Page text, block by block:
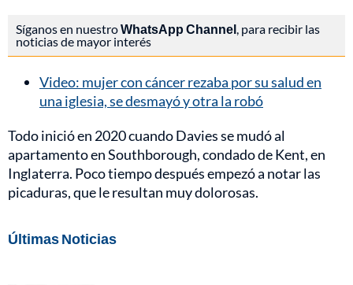
Síganos en nuestroWhatsApp Channel, para recibir las
noticias de mayor interés
Video: mujer con cáncer rezaba por su salud en
una iglesia, se desmayó y otra la robó
Todo inició en 2020 cuando Davies se mudó al
apartamento en Southborough, condado de Kent, en
Inglaterra. Poco tiempo después empezó a notar las
picaduras, que le resultan muy dolorosas.
Últimas Noticias